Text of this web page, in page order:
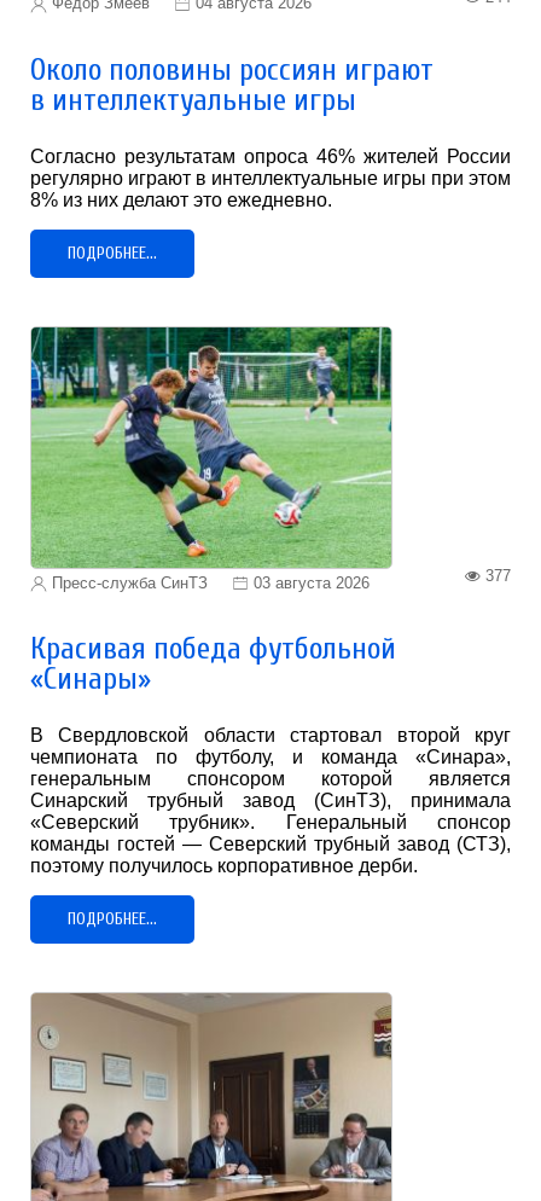
Около половины россиян играют
в интеллектуальные игры
Согласно результатам опроса 46% жителей России
регулярно играют в интеллектуальные игры при этом
8% из них делают это ежедневно.
ПОДРОБНЕЕ...
Пресс-служба СинТЗ 03 августа 2026 377
Красивая победа футбольной
«Синары»
В Свердловской области стартовал второй круг
чемпионата по футболу, и команда «Синара»,
генеральным спонсором которой является
Синарский трубный завод (СинТЗ), принимала
«Северский трубник». Генеральный спонсор
команды гостей — Северский трубный завод (СТЗ),
поэтому получилось корпоративное дерби.
ПОДРОБНЕЕ...